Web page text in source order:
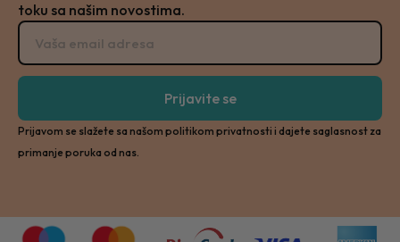
toku sa našim novostima.
Prijavite se
Prijavom se slažete sa našom politikom privatnosti i dajete saglasnost za
primanje poruka od nas.